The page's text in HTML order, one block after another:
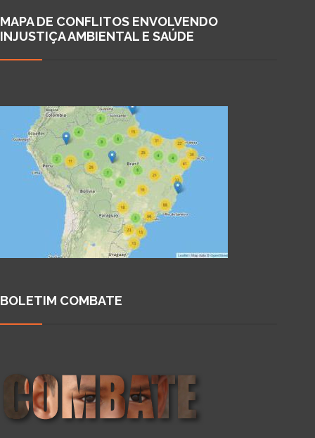
MAPA DE CONFLITOS ENVOLVENDO
INJUSTIÇA AMBIENTAL E SAÚDE
BOLETIM COMBATE